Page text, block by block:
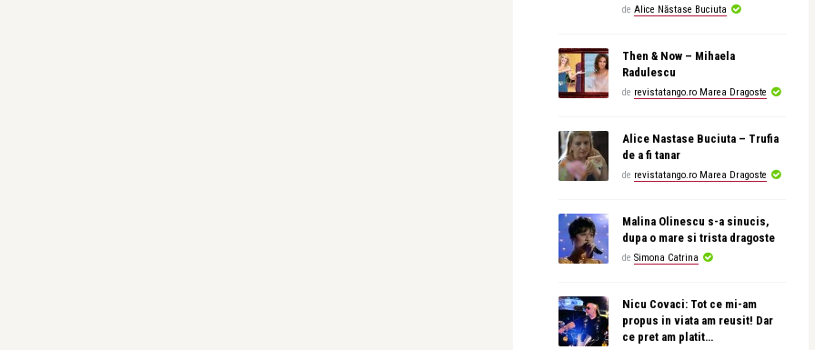
de Alice Năstase Buciuta
Then & Now – Mihaela
Radulescu
de revistatango.ro Marea Dragoste
Alice Nastase Buciuta – Trufia
de a fi tanar
de revistatango.ro Marea Dragoste
Malina Olinescu s-a sinucis,
dupa o mare si trista dragoste
de Simona Catrina
Nicu Covaci: Tot ce mi-am
propus in viata am reusit! Dar
ce pret am platit…